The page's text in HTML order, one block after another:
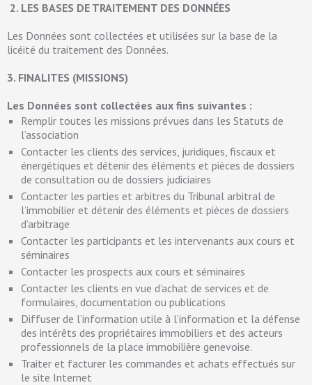
2. LES BASES DE TRAITEMENT DES DONNÉES
Les Données sont collectées et utilisées sur la base de la
licéité du traitement des Données.
3. FINALITES (MISSIONS)
Les Données sont collectées aux fins suivantes :
Remplir toutes les missions prévues dans les Statuts de
l’association
Contacter les clients des services, juridiques, fiscaux et
énergétiques et détenir des éléments et pièces de dossiers
de consultation ou de dossiers judiciaires
Contacter les parties et arbitres du Tribunal arbitral de
l’immobilier et détenir des éléments et pièces de dossiers
d’arbitrage
Contacter les participants et les intervenants aux cours et
séminaires
Contacter les prospects aux cours et séminaires
Contacter les clients en vue d’achat de services et de
formulaires, documentation ou publications
Diffuser de l’information utile à l’information et la défense
des intérêts des propriétaires immobiliers et des acteurs
professionnels de la place immobilière genevoise.
Traiter et facturer les commandes et achats effectués sur
le site Internet